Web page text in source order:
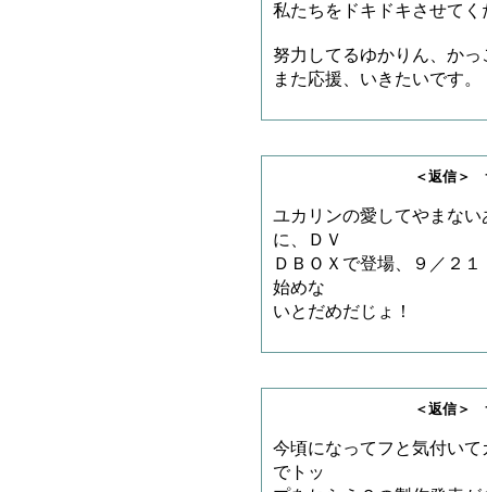
私たちをドキドキさせてく
努力してるゆかりん、かっ
また応援、いきたいです。
＜返信＞ サノゲッ
ユカリンの愛してやまな
に、ＤＶ
ＤＢＯＸで登場、９／２
始めな
いとだめだじょ！
＜返信＞ サノゲッ
今頃になってフと気付い
でトッ